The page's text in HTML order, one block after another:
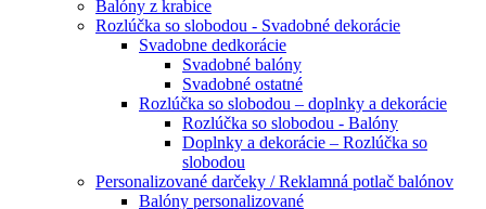
Balóny z krabice
Rozlúčka so slobodou - Svadobné dekorácie
Svadobne dedkorácie
Svadobné balóny
Svadobné ostatné
Rozlúčka so slobodou – doplnky a dekorácie
Rozlúčka so slobodou - Balóny
Doplnky a dekorácie – Rozlúčka so
slobodou
Personalizované darčeky / Reklamná potlač balónov
Balóny personalizované